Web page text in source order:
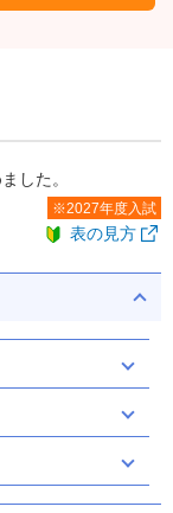
した。
※2027年度入試
表の見方